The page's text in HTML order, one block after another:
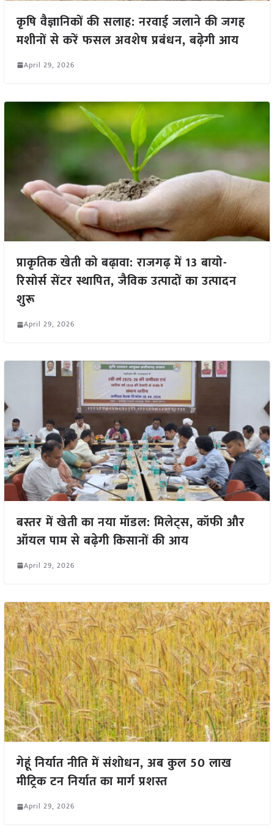
कृषि वैज्ञानिकों की सलाह: नरवाई जलाने की जगह
मशीनों से करें फसल अवशेष प्रबंधन, बढ़ेगी आय
April 29, 2026
प्राकृतिक खेती को बढ़ावा: राजगढ़ में 13 बायो-
रिसोर्स सेंटर स्थापित, जैविक उत्पादों का उत्पादन
शुरू
April 29, 2026
बस्तर में खेती का नया मॉडल: मिलेट्स, कॉफी और
ऑयल पाम से बढ़ेगी किसानों की आय
April 29, 2026
गेहूं निर्यात नीति में संशोधन, अब कुल 50 लाख
मीट्रिक टन निर्यात का मार्ग प्रशस्त
April 29, 2026